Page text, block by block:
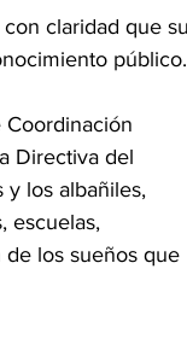
claridad que su
público.
Coordinación
Directiva del
y los albañiles,
escuelas,
de los sueños que